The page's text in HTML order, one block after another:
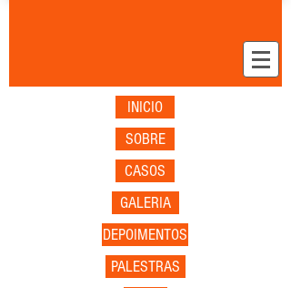
PALESTRAS
DEPOIMENTOS
GALERIA
CASOS
SOBRE
INICIO